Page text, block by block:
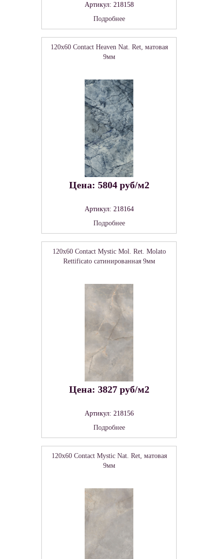
Артикул: 218158
Подробнее
120x60 Contact Heaven Nat. Ret, матовая
9мм
Цена: 5804 руб/м2
Артикул: 218164
Подробнее
120x60 Contact Mystic Mol. Ret. Molato
Rettificato сатинированная 9мм
Цена: 3827 руб/м2
Артикул: 218156
Подробнее
120x60 Contact Mystic Nat. Ret, матовая
9мм